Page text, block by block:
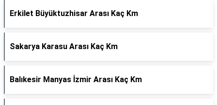
Erkilet Büyüktuzhisar Arası Kaç Km
Sakarya Karasu Arası Kaç Km
Balıkesir Manyas İzmir Arası Kaç Km